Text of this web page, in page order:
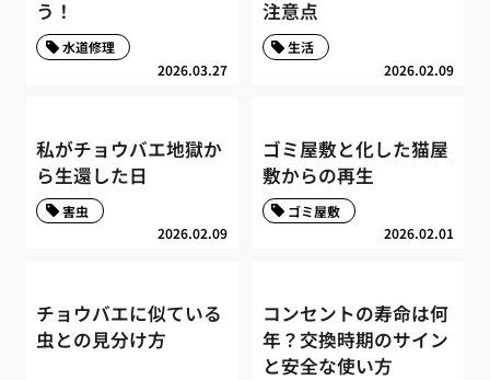
う！
2026.03.27
水道修理
注意点
2026.02.09
生活
私がチョウバエ地獄か
ら生還した日
2026.02.09
害虫
ゴミ屋敷と化した猫屋
敷からの再生
2026.02.01
ゴミ屋敷
チョウバエに似ている
虫との見分け方
コンセントの寿命は何
年？交換時期のサイン
と安全な使い方